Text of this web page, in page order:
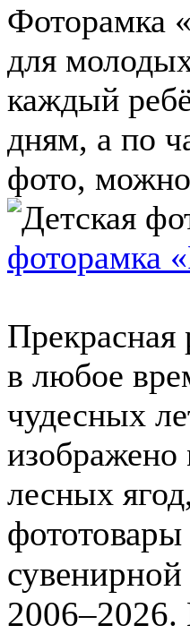
Фоторамка
для
каждый
дням, а по
фото,
фоторамка
Прекрасная
в любое
чудесных
изображено
лесных